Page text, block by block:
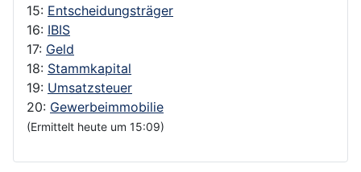
15: Entscheidungsträger
16: IBIS
17: Geld
18: Stammkapital
19: Umsatzsteuer
20: Gewerbeimmobilie
(Ermittelt heute um 15:09)